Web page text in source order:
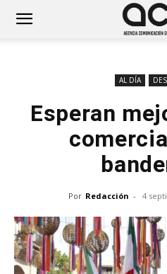
AL DÍA
Esperan
Por Redacción - 4